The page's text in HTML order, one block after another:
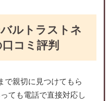
ルトラストネ
コミ評判
で親切に見つけてもら
ても電話で直接対応し